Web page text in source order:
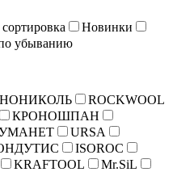
Новинки
убыванию
ROCKWOOL
КРОНОШПАН
URSA
ISOROC
KRAFTOOL
Mr.SiL